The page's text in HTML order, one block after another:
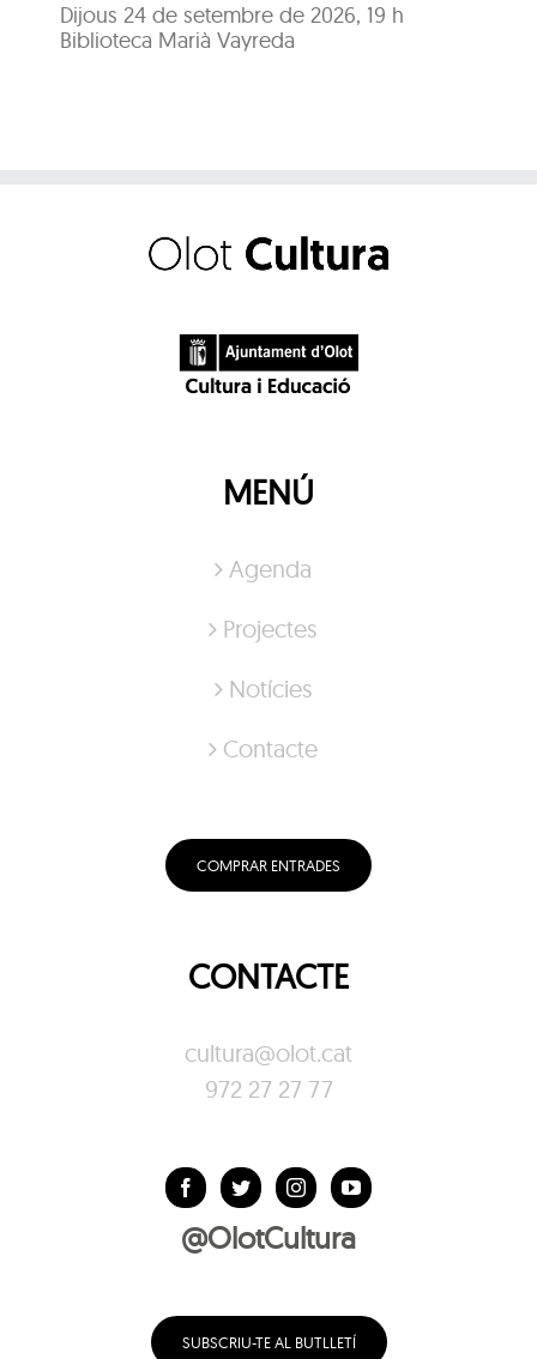
Dijous 24 de setembre de 2026, 19 h
Biblioteca Marià Vayreda
MENÚ
Agenda
Projectes
Notícies
Contacte
COMPRAR ENTRADES
CONTACTE
cultura@olot.cat
972 27 27 77
@OlotCultura
SUBSCRIU-TE AL BUTLLETÍ